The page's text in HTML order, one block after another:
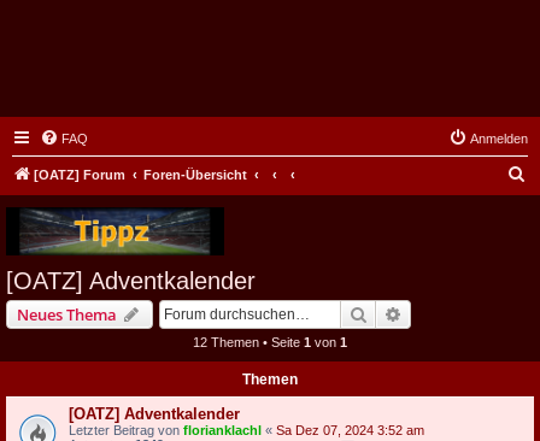
FAQ Anmelden
[OATZ] Forum Foren-Übersicht
[OATZ] Adventkalender
Neues Thema Suche
12 Themen • Seite 1 von 1
Themen
[OATZ] Adventkalender
Letzter Beitrag von florianklachl « Sa Dez 07, 2024 3:52 am